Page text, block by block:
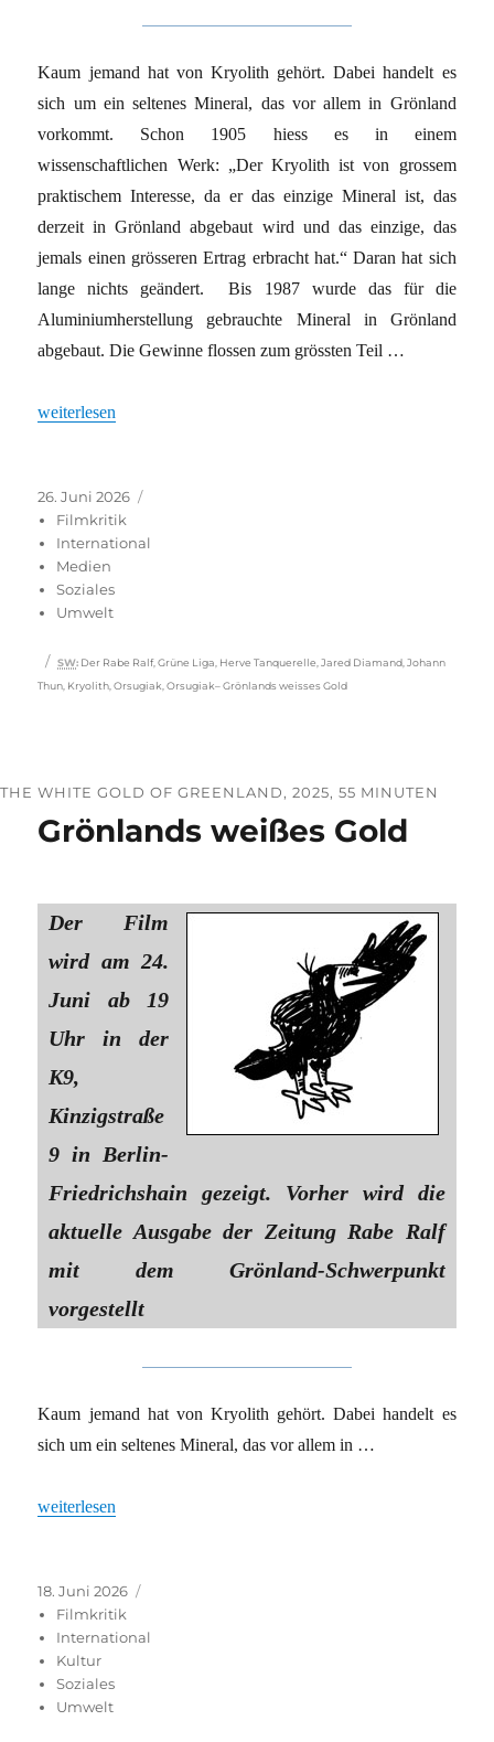
Kaum jemand hat von Kryolith gehört. Dabei handelt es
sich um ein seltenes Mineral, das vor allem in Grönland
vorkommt. Schon 1905 hiess es in einem
wissenschaftlichen Werk: „Der Kryolith ist von grossem
praktischem Interesse, da er das einzige Mineral ist, das
derzeit in Grönland abgebaut wird und das einzige, das
jemals einen grösseren Ertrag erbracht hat.“ Daran hat sich
lange nichts geändert. Bis 1987 wurde das für die
Aluminiumherstellung gebrauchte Mineral in Grönland
abgebaut. Die Gewinne flossen zum grössten Teil …
„Erbe des dänischen Kolonialismus“
weiterlesen
Veröffentlicht
am
26. Juni 2026
Filmkritik
International
Medien
Soziales
Umwelt
Schlagwörter
SW: Der Rabe Ralf,Grüne Liga Herve Tanquerelle ,Jared Diamand ,Johann
Thun Kryolith ,Orsugiak ,Orsugiak– Grönlands weisses Gold
THE WHITE GOLD OF GREENLAND, 2025, 55 MINUTEN
Grönlands weißes Gold
Der Film
wird am 24.
Juni ab 19
Uhr in der
K9,
Kinzigstraße
9 in Berlin-
Friedrichshain gezeigt. Vorher wird die
aktuelle Ausgabe der Zeitung Rabe Ralf
mit dem Grönland-Schwerpunkt
vorgestellt
Kaum jemand hat von Kryolith gehört. Dabei handelt es
sich um ein seltenes Mineral, das vor allem in …
„Grönlands weißes Gold“
weiterlesen
Veröffentlicht
am
18. Juni 2026
Filmkritik
International
Kultur
Soziales
Umwelt